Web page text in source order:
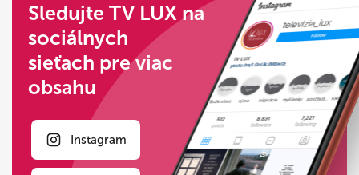
Sledujte TV LUX na
sociálnych
sieťach pre viac
obsahu
Instagram